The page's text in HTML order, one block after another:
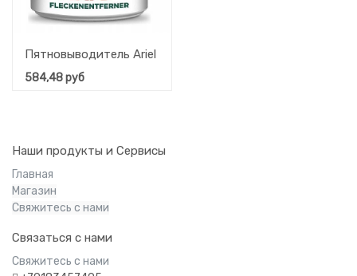
Пятновыводитель Ariel Diamond Bright порошкообразный
584,48руб
Наши продукты и Сервисы
Главная
Магазин
Свяжитесь с нами
Связаться с нами
Свяжитесь с нами